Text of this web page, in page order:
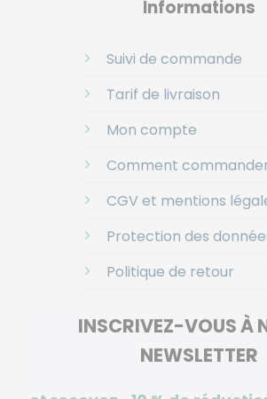
Informations
Suivi de commande
Tarif de livraison
Mon compte
Comment
CGV et mentions
Protection des
Politique de retour
INSCRIVEZ-VOUS À
NEWSLETTER